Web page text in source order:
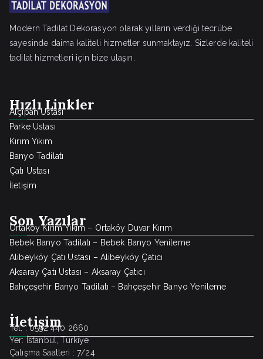
Modern Tadilat Dekorasyon olarak yılların verdiği tecrübe
sayesinde daima kaliteli hizmetler sunmaktayız. Sizlerde kaliteli
tadilat hizmetleri için bize ulaşın.
Hızlı Linkler
Alçıpan Ustası
Parke Ustası
Kırım Yıkım
Banyo Tadilatı
Çatı Ustası
İletişim
Son Yazılar
Ortaköy Kırım Yıkım – Ortaköy Duvar Kırım
Bebek Banyo Tadilatı – Bebek Banyo Yenileme
Alibeyköy Çatı Ustası – Alibeyköy Çatıcı
Aksaray Çatı Ustası – Aksaray Çatıcı
Bahçeşehir Banyo Tadilatı – Bahçeşehir Banyo Yenileme
İletişim
Tel. : 0552 440 2660
Yer: İstanbul, Türkiye
Çalışma Saatleri : 7/24